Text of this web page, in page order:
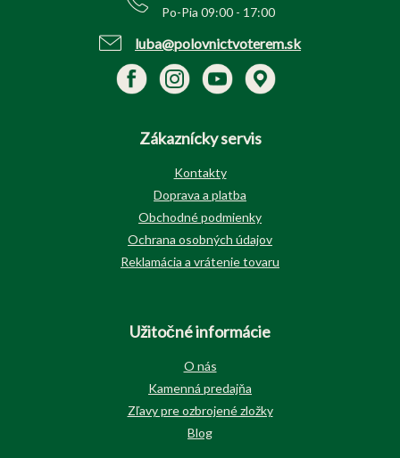
Po-Pia 09:00 - 17:00
luba@polovnictvoterem.sk
Zákaznícky servis
Kontakty
Doprava a platba
Obchodné podmienky
Ochrana osobných údajov
Reklamácia a vrátenie tovaru
Užitočné informácie
O nás
Kamenná predajňa
Zľavy pre ozbrojené zložky
Blog